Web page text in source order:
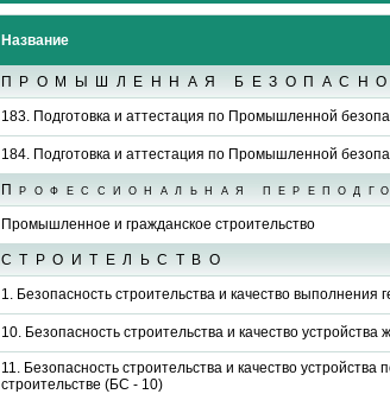
Название
ПРОМЫШЛЕННАЯ
183. Подготовка и аттестация по Промышленной
184. Подготовка и аттестация по Промышленной
Профессиональная
Промышленное и гражданское строительство
СТРОИТЕЛЬСТВО
1. Безопасность строительства и качество
10. Безопасность строительства и качество
11. Безопасность строительства и качество
строительстве (БС - 10)